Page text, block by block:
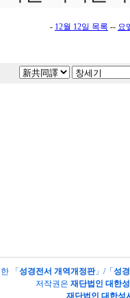
- 12월 12일 목록 -- 요
「 성경전서 개역개정판」/「 성
저작권은 재단법인 대한
재단법인 대한성